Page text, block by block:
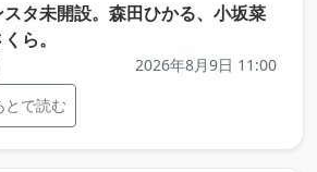
タ未開設。森田ひかる、小坂菜
ら。
2026年8月9日 11:00
とで読む